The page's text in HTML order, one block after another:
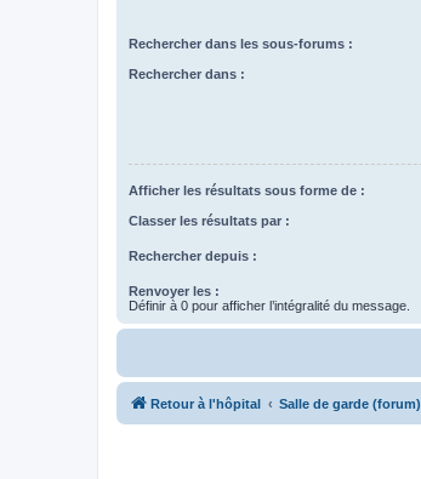
Rechercher dans les sous-forums :
Rechercher dans :
Afficher les résultats sous forme de :
Classer les résultats par :
Rechercher depuis :
Renvoyer les :
Définir à 0 pour afficher l’intégralité du message.
Retour à l'hôpital Salle de garde (forum)